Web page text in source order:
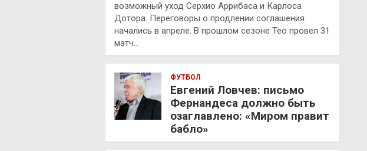
возможный уход Серхио Аррибаса и Карлоса
Дотора. Переговоры о продлении соглашения
начались в апреле. В прошлом сезоне Тео провел 31
матч…
ФУТБОЛ
Евгений Ловчев: письмо
Фернандеса должно быть
озаглавлено: «Миром правит
бабло»